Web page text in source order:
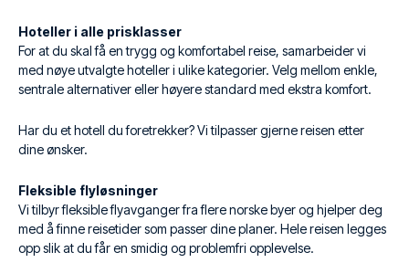
Hoteller i alle prisklasser
For at du skal få en trygg og komfortabel reise, samarbeider vi
med nøye utvalgte hoteller i ulike kategorier. Velg mellom enkle,
sentrale alternativer eller høyere standard med ekstra komfort.
Har du et hotell du foretrekker? Vi tilpasser gjerne reisen etter
dine ønsker.
Fleksible flyløsninger
Vi tilbyr fleksible flyavganger fra flere norske byer og hjelper deg
med å finne reisetider som passer dine planer. Hele reisen legges
opp slik at du får en smidig og problemfri opplevelse.